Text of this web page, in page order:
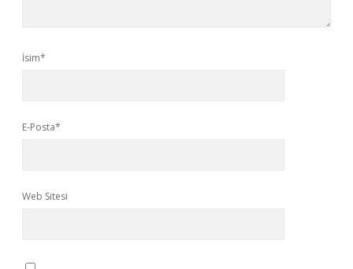
İsim*
E-Posta*
Web Sitesi